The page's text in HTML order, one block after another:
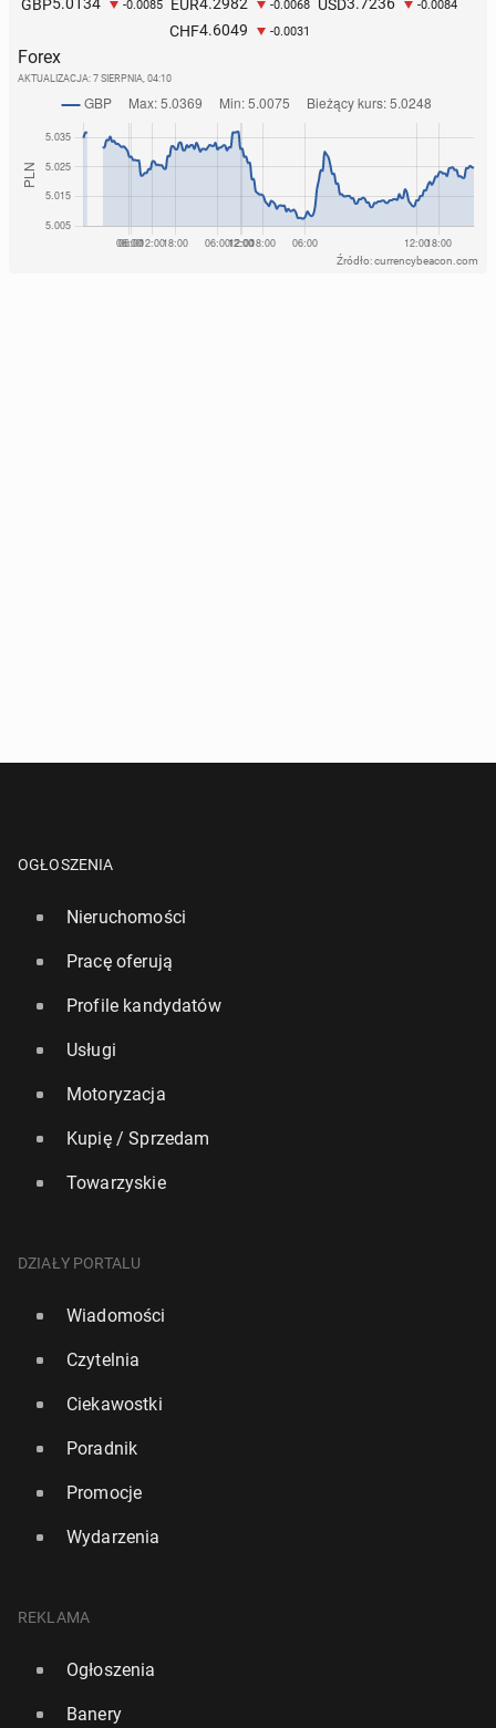
GBP -0.0085 EUR -0.0068 USD -0.0084
CHF4.6049 -0.0031
Forex
AKTUALIZACJA: 7 SIERPNIA, 04:10
Źródło: currencybeacon.com
OGŁOSZENIA
Nieruchomości
Pracę oferują
Profile kandydatów
Usługi
Motoryzacja
Kupię / Sprzedam
Towarzyskie
DZIAŁY PORTALU
Wiadomości
Czytelnia
Ciekawostki
Poradnik
Promocje
Wydarzenia
REKLAMA
Ogłoszenia
Banery